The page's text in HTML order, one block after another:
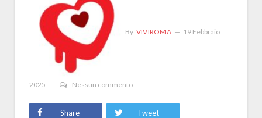
By VIVIROMA 19 Febbraio
2025 Nessun commento
Share Tweet